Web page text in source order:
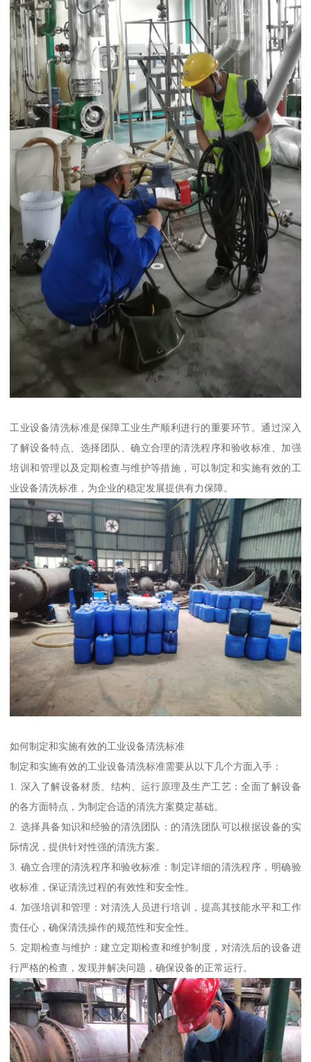
工业设备清洗标准是保障工业生产顺利进行的重要环节。通过深入
了解设备特点、选择团队、确立合理的清洗程序和验收标准、加强
培训和管理以及定期检查与维护等措施，可以制定和实施有效的工
业设备清洗标准，为企业的稳定发展提供有力保障。
如何制定和实施有效的工业设备清洗标准
制定和实施有效的工业设备清洗标准需要从以下几个方面入手：
1. 深入了解设备材质、结构、运行原理及生产工艺：全面了解设备
的各方面特点，为制定合适的清洗方案奠定基础。
2. 选择具备知识和经验的清洗团队：的清洗团队可以根据设备的实
际情况，提供针对性强的清洗方案。
3. 确立合理的清洗程序和验收标准：制定详细的清洗程序，明确验
收标准，保证清洗过程的有效性和安全性。
4. 加强培训和管理：对清洗人员进行培训，提高其技能水平和工作
责任心，确保清洗操作的规范性和安全性。
5. 定期检查与维护：建立定期检查和维护制度，对清洗后的设备进
行严格的检查，发现并解决问题，确保设备的正常运行。